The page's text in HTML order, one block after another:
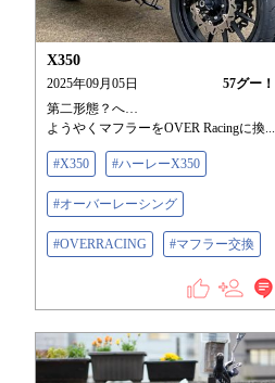
X350
2025年09月05日 57グー！
第二形態？へ…
ようやくマフラーをOVER Racingに換...
#X350 #ハーレーX350
#オーバーレーシング
#OVERRACING #マフラー交換